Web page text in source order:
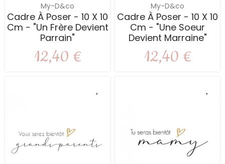
My-D&co
Cadre À Poser - 10 X 10
Cm - "Un Frère Devient
Parrain"
12,40 €
My-D&co
Cadre À Poser - 10 X 10
Cm - "Une Soeur
Devient Marraine"
12,40 €